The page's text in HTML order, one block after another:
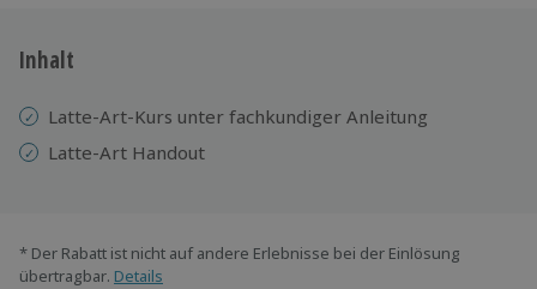
Inhalt
Latte-Art-Kurs unter fachkundiger Anleitung
Latte-Art Handout
* Der Rabatt ist nicht auf andere Erlebnisse bei der Einlösung
übertragbar. Details